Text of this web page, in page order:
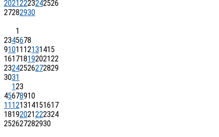
20212223242526
27282930
1
2345678
91011 12131415
16171819202122
23242526272829
3031
123
45678910
11 121314151617
18192021222324
252627282930